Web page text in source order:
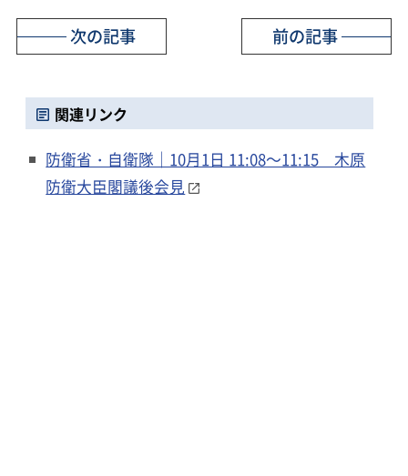
前の記事
次の記事
関連リンク
防衛省・自衛隊｜10月1日 11:08～11:15 木原
防衛大臣閣議後会見